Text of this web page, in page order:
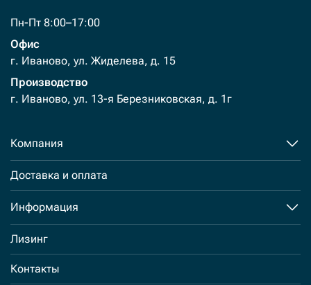
Пн-Пт 8:00–17:00
Офис
г. Иваново, ул. Жиделева, д. 15
Производство
г. Иваново, ул. 13-я Березниковская, д. 1г
Компания
Доставка и оплата
Информация
Лизинг
Контакты